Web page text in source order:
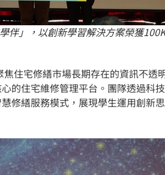
伴」，以創新學習解決方案榮獲
住宅修繕市場長期存在的資訊不透
的住宅維修管理平台。團隊透過科
修繕服務模式，展現學生運用創新